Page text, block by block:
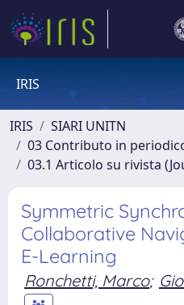
IRIS
IRIS
SIARI UNITN
03 Contributo in
03.1 Articolo su rivista
Symmetric
Collaborative
E-Learning
Ronchetti, Marco;